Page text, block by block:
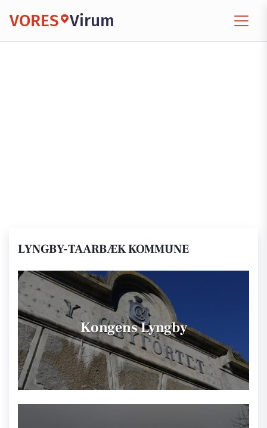
VORES Virum
LYNGBY-TAARBÆK KOMMUNE
Kongens Lyngby